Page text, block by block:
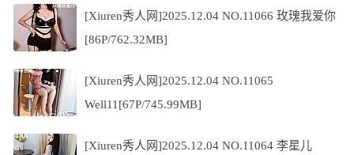
[Xiuren秀人网]2025.12.04 NO.11066 玫瑰我爱你
[86P/762.32MB]
[Xiuren秀人网]2025.12.04 NO.11065
Well11[67P/745.99MB]
[Xiuren秀人网]2025.12.04 NO.11064 李星儿